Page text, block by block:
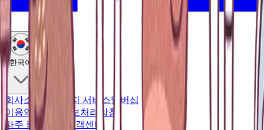
한국어
회사소개 컨시어지 서비스멤버십
이용약관 개인정보처리방침
자주 묻는 질문
고객센터